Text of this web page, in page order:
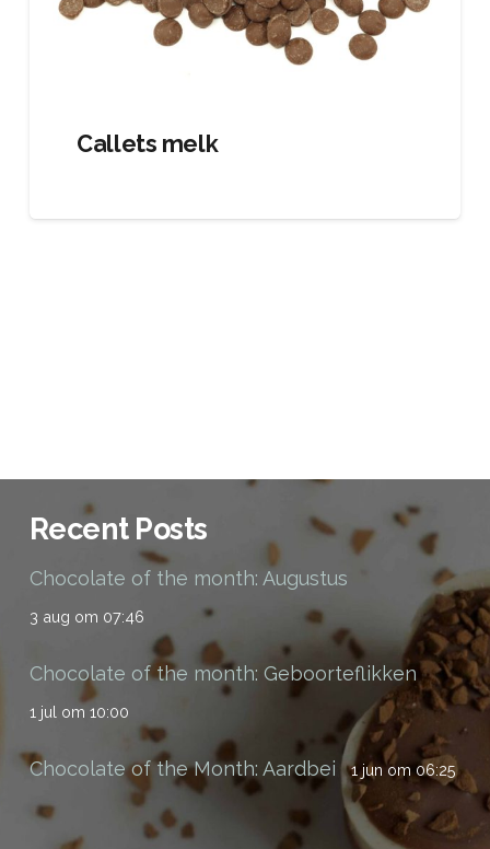
Callets melk
Recent Posts
Chocolate of the month: Augustus
3 aug om 07:46
Chocolate of the month: Geboorteflikken
1 jul om 10:00
Chocolate of the Month: Aardbei 1 jun om 06:25